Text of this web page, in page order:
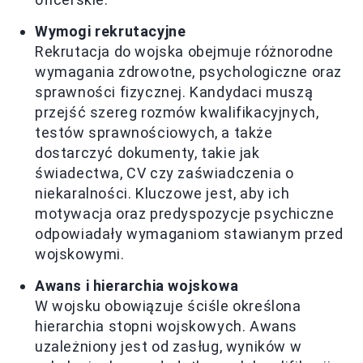
Wymogi rekrutacyjne
Rekrutacja do wojska obejmuje różnorodne
wymagania zdrowotne, psychologiczne oraz
sprawności fizycznej. Kandydaci muszą
przejść szereg rozmów kwalifikacyjnych,
testów sprawnościowych, a także
dostarczyć dokumenty, takie jak
świadectwa, CV czy zaświadczenia o
niekaralności. Kluczowe jest, aby ich
motywacja oraz predyspozycje psychiczne
odpowiadały wymaganiom stawianym przed
wojskowymi.
Awans i hierarchia wojskowa
W wojsku obowiązuje ściśle określona
hierarchia stopni wojskowych. Awans
uzależniony jest od zasług, wyników w